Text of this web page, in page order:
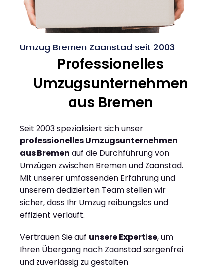
Umzug Bremen Zaanstad seit 2003
Professionelles
Umzugsunternehmen
aus Bremen
Seit 2003 spezialisiert sich unser
professionelles Umzugsunternehmen
aus Bremen auf die Durchführung von
Umzügen zwischen Bremen und Zaanstad.
Mit unserer umfassenden Erfahrung und
unserem dedizierten Team stellen wir
sicher, dass Ihr Umzug reibungslos und
effizient verläuft.
Vertrauen Sie auf unsere Expertise, um
Ihren Übergang nach Zaanstad sorgenfrei
und zuverlässig zu gestalten